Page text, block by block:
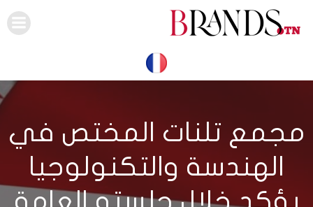
مجمع تلنات المختص في
الهندسة والتكنولوجيا
يؤكد خلال جلسته العامة